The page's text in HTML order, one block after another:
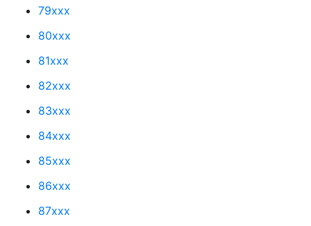
79xxx
80xxx
81xxx
82xxx
83xxx
84xxx
85xxx
86xxx
87xxx